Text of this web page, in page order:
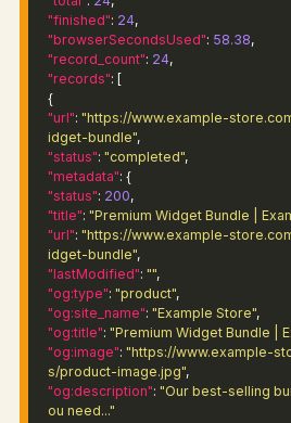
"finished": 24,
"browserSecondsUsed": 58.38,
"record_count": 24,
"records": [
{
"url": "https://www.example-
idget-bundle",
"status": "completed",
"metadata": {
"status": 200,
"title": "Premium Widget Bundle |
"url": "https://www.example-
idget-bundle",
"lastModified": "",
"og:type": "product",
"og:site_name": "Example Store",
"og:title": "Premium Widget Bundle |
"og:image": "https://www.example-
s/product-image.jpg",
"og:description": "Our best-selling
ou need..."